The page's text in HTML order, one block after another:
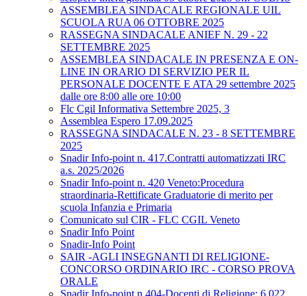
ASSEMBLEA SINDACALE REGIONALE UIL
SCUOLA RUA 06 OTTOBRE 2025
RASSEGNA SINDACALE ANIEF N. 29 - 22
SETTEMBRE 2025
ASSEMBLEA SINDACALE IN PRESENZA E ON-
LINE IN ORARIO DI SERVIZIO PER IL
PERSONALE DOCENTE E ATA 29 settembre 2025
dalle ore 8:00 alle ore 10:00
Flc Cgil Informativa Settembre 2025, 3
Assemblea Espero 17.09.2025
RASSEGNA SINDACALE N. 23 - 8 SETTEMBRE
2025
Snadir Info-point n. 417.Contratti automatizzati IRC
a.s. 2025/2026
Snadir Info-point n. 420 Veneto:Procedura
straordinaria-Rettificate Graduatorie di merito per
scuola Infanzia e Primaria
Comunicato sul CIR - FLC CGIL Veneto
Snadir Info Point
Snadir-Info Point
SAIR -AGLI INSEGNANTI DI RELIGIONE-
CONCORSO ORDINARIO IRC - CORSO PROVA
ORALE